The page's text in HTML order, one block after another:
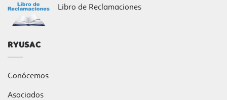
Libro de Reclamaciones
RYUSAC
Conócemos
Asociados